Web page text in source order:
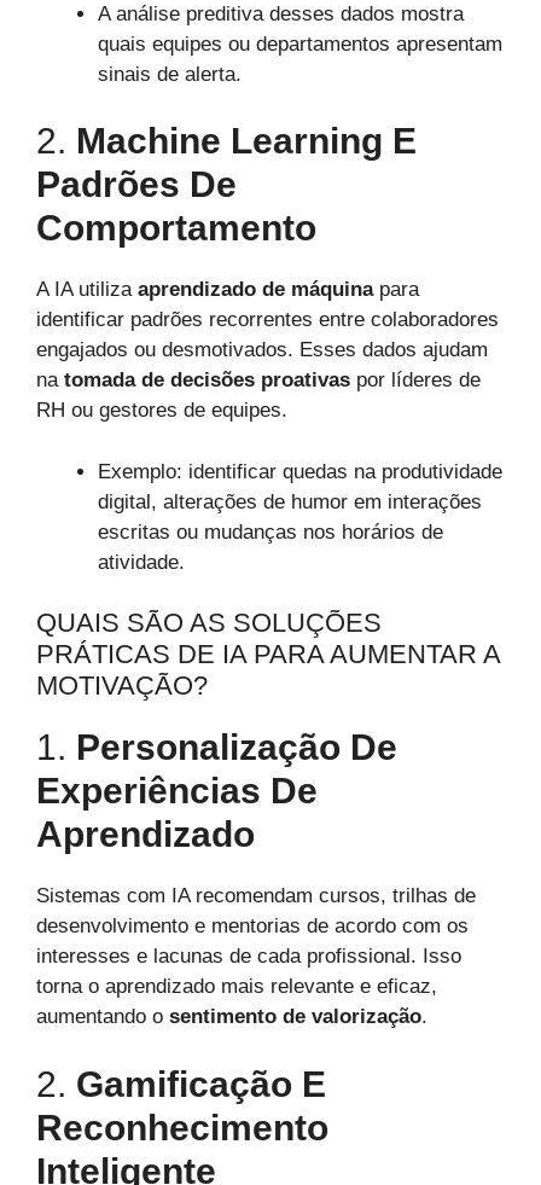
A análise preditiva desses dados mostra
quais equipes ou departamentos apresentam
sinais de alerta.
2. Machine Learning E
Padrões De
Comportamento
A IA utiliza aprendizado de máquinapara
identificar padrões recorrentes entre colaboradores
engajados ou desmotivados. Esses dados ajudam
na tomada de decisões proativas por líderes de
RH ou gestores de equipes.
Exemplo: identificar quedas na produtividade
digital, alterações de humor em interações
escritas ou mudanças nos horários de
atividade.
QUAIS SÃO AS SOLUÇÕES
PRÁTICAS DE IA PARA AUMENTAR A
MOTIVAÇÃO?
1. Personalização De
Experiências De
Aprendizado
Sistemas com IA recomendam cursos, trilhas de
desenvolvimento e mentorias de acordo com os
interesses e lacunas de cada profissional. Isso
torna o aprendizado mais relevante e eficaz,
aumentando o sentimento de valorização.
2. Gamificação E
Reconhecimento
Inteligente